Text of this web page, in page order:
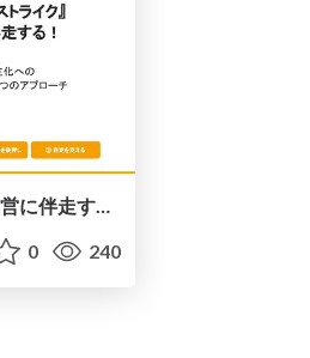
『モンスターストライク』 の運営に伴走する！ データ民主化への 解析グループの3つのアプローチ
0 240